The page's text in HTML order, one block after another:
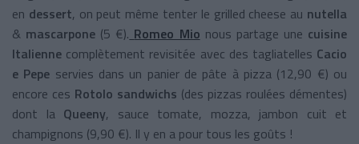
en dessert, on peut même tenter le grilled cheese au nutella
& mascarpone (5 €). Romeo Mio nous partage une cuisine
Italienne complètement revisitée avec des tagliatelles Cacio
e Pepe servies dans un panier de pâte à pizza (12,90 €) ou
encore ces Rotolo sandwichs (des pizzas roulées démentes)
dont la Queeny, sauce tomate, mozza, jambon cuit et
champignons (9,90 €). Il y en a pour tous les goûts !